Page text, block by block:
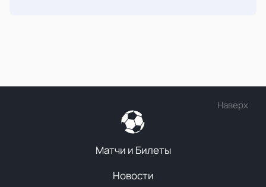
Наверх
Матчи и Билеты
Новости